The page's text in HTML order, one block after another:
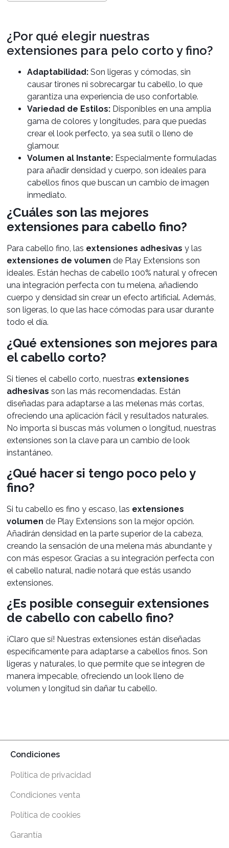
¿Por qué elegir nuestras
extensiones para pelo corto y fino?
Adaptabilidad: Son ligeras y cómodas, sin
causar tirones ni sobrecargar tu cabello, lo que
garantiza una experiencia de uso confortable.
Variedad de Estilos: Disponibles en una amplia
gama de colores y longitudes, para que puedas
crear el look perfecto, ya sea sutil o lleno de
glamour.
Volumen al Instante: Especialmente formuladas
para añadir densidad y cuerpo, son ideales para
cabellos finos que buscan un cambio de imagen
inmediato.
¿Cuáles son las mejores
extensiones para cabello fino?
Para cabello fino, las extensiones adhesivas y las
extensiones de volumen de Play Extensions son
ideales. Están hechas de cabello 100% natural y ofrecen
una integración perfecta con tu melena, añadiendo
cuerpo y densidad sin crear un efecto artificial. Además,
son ligeras, lo que las hace cómodas para usar durante
todo el día.
¿Qué extensiones son mejores para
el cabello corto?
Si tienes el cabello corto, nuestras extensiones
adhesivas son las más recomendadas. Están
diseñadas para adaptarse a las melenas más cortas,
ofreciendo una aplicación fácil y resultados naturales.
No importa si buscas más volumen o longitud, nuestras
extensiones son la clave para un cambio de look
instantáneo.
¿Qué hacer si tengo poco pelo y
fino?
Si tu cabello es fino y escaso, las extensiones
volumen de Play Extensions son la mejor opción.
Añadirán densidad en la parte superior de la cabeza,
creando la sensación de una melena más abundante y
con más espesor. Gracias a su integración perfecta con
el cabello natural, nadie notará que estás usando
extensiones.
¿Es posible conseguir extensiones
de cabello con cabello fino?
¡Claro que sí! Nuestras extensiones están diseñadas
específicamente para adaptarse a cabellos finos. Son
ligeras y naturales, lo que permite que se integren de
manera impecable, ofreciendo un look lleno de
volumen y longitud sin dañar tu cabello.
Condiciones
Politica de privacidad
Condiciones venta
Política de cookies
Garantía